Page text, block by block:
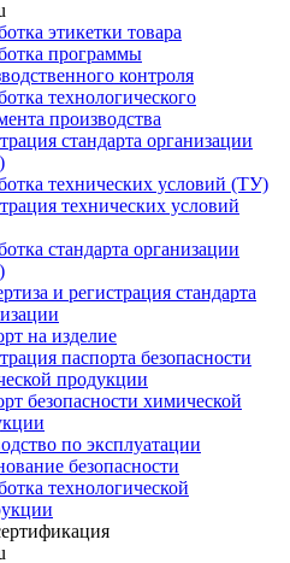
этикетки товара
программы
контроля
технологического
производства
стандарта организации
технических условий (ТУ)
технических условий
стандарта организации
и регистрация стандарта
на изделие
паспорта безопасности
продукции
безопасности химической
по эксплуатации
безопасности
технологической